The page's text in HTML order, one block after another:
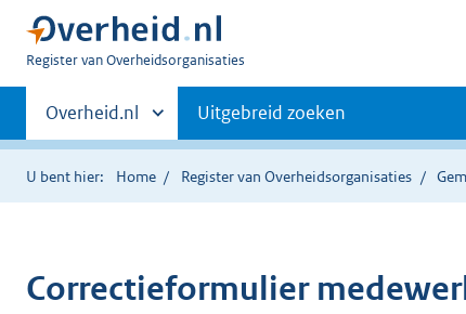
U
Register van Overheidsorganisaties
Primaire
navigatie
Andere
sites
binnen
Overheid.nl Uitgebreid zoeken
U bent hier: Home Register van Overheidsorganisaties
Correctieformulier